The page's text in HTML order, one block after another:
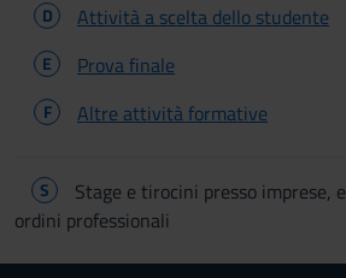
D Attività a scelta dello studente
E Prova finale
F Altre attività formative
S
Stage e tirocini presso imprese,
ordini professionali